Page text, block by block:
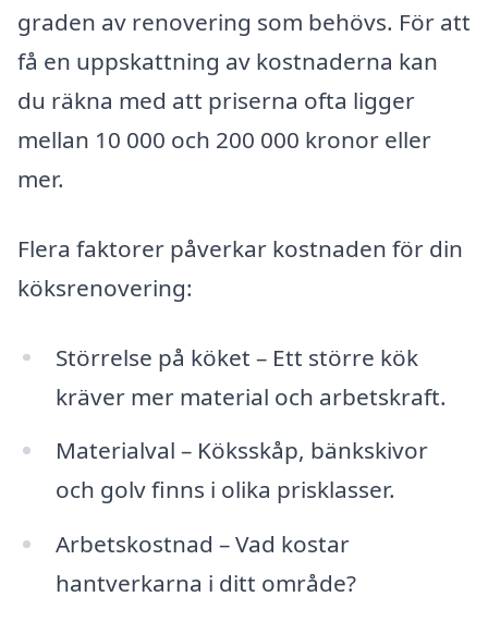
graden av renovering som behövs. För att
få en uppskattning av kostnaderna kan
du räkna med att priserna ofta ligger
mellan 10 000 och 200 000 kronor eller
mer.
Flera faktorer påverkar kostnaden för din
köksrenovering:
Störrelse på köket – Ett större kök
kräver mer material och arbetskraft.
Materialval – Köksskåp, bänkskivor
och golv finns i olika prisklasser.
Arbetskostnad – Vad kostar
hantverkarna i ditt område?